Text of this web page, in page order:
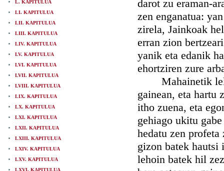
L. KAPITULUA
LI. KAPITULUA
LII. KAPITULUA
LIII. KAPITULUA
LIV. KAPITULUA
LV. KAPITULUA
LVI. KAPITULUA
LVII. KAPITULUA
LVIII. KAPITULUA
LIX. KAPITULUA
LX. KAPITULUA
LXI. KAPITULUA
LXII. KAPITULUA
LXIII. KAPITULUA
LXIV. KAPITULUA
LXV. KAPITULUA
LXVI. KAPITULUA
darot zu eraman-
zen enganatua:
zirela, Jainkoak
erran zion
yanik eta edanik
ehortziren zure
Mahainetik
gainean, eta hartu
itho zuena, eta
gehiago ukitu
hedatu zen
gizon batek hautsi
lehoin batek hil